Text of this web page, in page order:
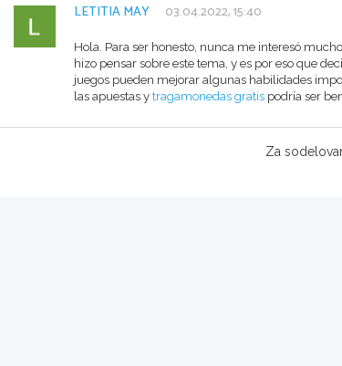
LETITIA MAY 03.04.2022, 15:40
Hola. Para ser honesto, nunca me interesó
hizo pensar sobre este tema, y es por eso que
juegos pueden mejorar algunas habilidades
las apuestas ytragamonedas gratis podría ser
Za